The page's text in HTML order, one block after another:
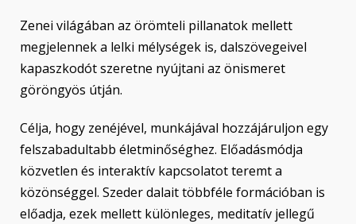
Zenei világában az örömteli pillanatok mellett
megjelennek a lelki mélységek is, dalszövegeivel
kapaszkodót szeretne nyújtani az önismeret
göröngyös útján.
Célja, hogy zenéjével, munkájával hozzájáruljon egy
felszabadultabb életminőséghez. Előadásmódja
közvetlen és interaktív kapcsolatot teremt a
közönséggel. Szeder dalait többféle formációban is
előadja, ezek mellett különleges, meditatív jellegű